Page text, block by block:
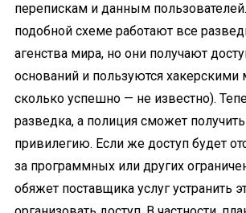
перепискам и данным
подобной схеме работают все
агенства мира, но они получают
оснований и пользуются хакерскими
сколько успешно — не известно).
разведка, а полиция сможет
привилегию. Если же доступ будет
за программных или других
обяжет поставщика услуг устранить